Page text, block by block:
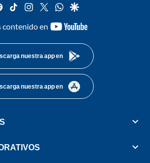
facebook
tiktok instagram
twitterwhatsapp
google
contenido en
youtube-
nuestra app en
nuestra app en